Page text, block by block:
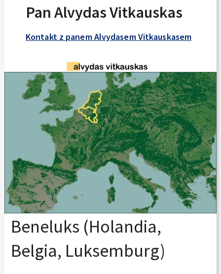
Pan Alvydas Vitkauskas
Kontakt z panem Alvydasem Vitkauskasem
Beneluks (Holandia,
Belgia, Luksemburg)